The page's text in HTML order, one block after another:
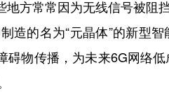
常常因为无线信号被阻挡
造的名为“元晶体”的新型
碍物传播，为未来6G网络